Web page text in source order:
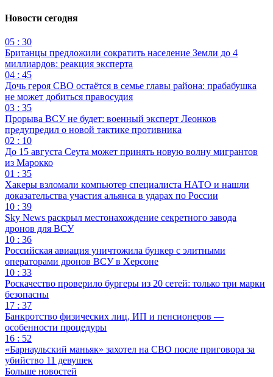
Новости сегодня
05 : 30
Британцы предложили сократить население Земли до 4
миллиардов: реакция эксперта
04 : 45
Дочь героя СВО остаётся в семье главы района: прабабушка
не может добиться правосудия
03 : 35
Прорыва ВСУ не будет: военный эксперт Леонков
предупредил о новой тактике противника
02 : 10
До 15 августа Сеута может принять новую волну мигрантов
из Марокко
01 : 35
Хакеры взломали компьютер специалиста НАТО и нашли
доказательства участия альянса в ударах по России
10 : 39
Sky News раскрыл местонахождение секретного завода
дронов для ВСУ
10 : 36
Российская авиация уничтожила бункер с элитными
операторами дронов ВСУ в Херсоне
10 : 33
Роскачество проверило бургеры из 20 сетей: только три марки
безопасны
17 : 37
Банкротство физических лиц, ИП и пенсионеров —
особенности процедуры
16 : 52
«Барнаульский маньяк» захотел на СВО после приговора за
убийство 11 девушек
Больше новостей